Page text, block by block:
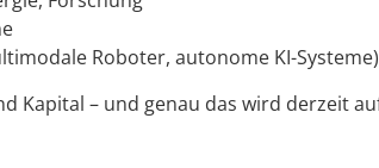
Roboter, autonome KI-Systeme)
Kapital – und genau das wird derzeit